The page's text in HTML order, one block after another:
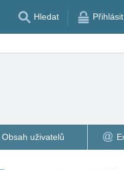
Hledat Přihlásit
Obsah uživatelů